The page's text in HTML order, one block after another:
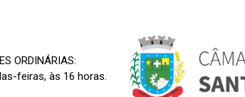
Aberta
ORDINÁRIAS:
feiras, às 16 horas.